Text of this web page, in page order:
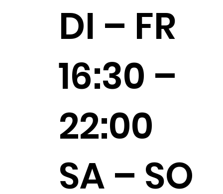
DI – FR
16:30 –
22:00
SA – SO